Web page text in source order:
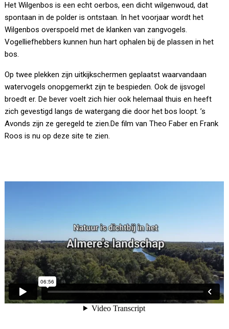
Het Wilgenbos is een echt oerbos, een dicht wilgenwoud, dat
spontaan in de polder is ontstaan. In het voorjaar wordt het
Wilgenbos overspoeld met de klanken van zangvogels.
Vogelliefhebbers kunnen hun hart ophalen bij de plassen in het
bos.
Op twee plekken zijn uitkijkschermen geplaatst waarvandaan
watervogels onopgemerkt zijn te bespieden. Ook de ijsvogel
broedt er. De bever voelt zich hier ook helemaal thuis en heeft
zich gevestigd langs de watergang die door het bos loopt. ’s
Avonds zijn ze geregeld te zien.De film van Theo Faber en Frank
Roos is nu op deze site te zien.